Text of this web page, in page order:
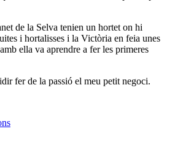
de la Selva tenien un hortet on hi
i hortalisses i la Victòria en feia unes
ella va aprendre a fer les primeres
fer de la passió el meu petit negoci.